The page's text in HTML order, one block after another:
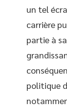
un tel
carrière
partie à
politique